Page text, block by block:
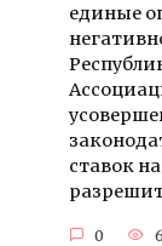
единые
ставок
0